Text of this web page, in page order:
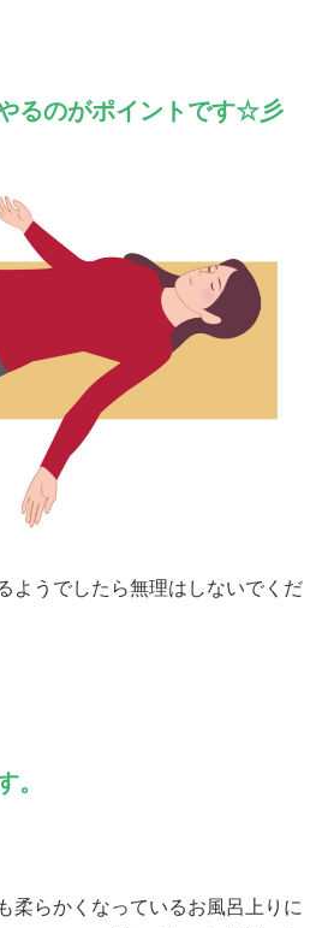
るのがポイントです☆彡
ようでしたら無理はしないでくだ
。
柔らかくなっているお風呂上りに